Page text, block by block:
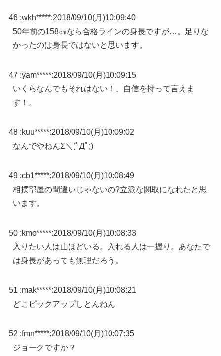
46 :wkh*****:2018/09/10(月)10:09:40
50年前の158㎝なら合格ラインの身長ですが…。足りな
かったのは身長ではないと思います。
47 :yam*****:2018/09/10(月)10:09:15
いくらなんでもそれはない！、自信を持って言えま
す！。
48 :kuu*****:2018/09/10(月)10:09:02
なんでやねんΣ＼(ﾟДﾟ;)
49 :cb1*****:2018/09/10(月)10:08:49
相撲部屋の間違いじゃないの?立派な関取になれたと思
います。
50 :kmo*****:2018/09/10(月)10:08:33
入りたい人は山ほどいる。入れる人は一握り。あなたで
は身長があっても無理だろう。
51 :mak*****:2018/09/10(月)10:08:21
どこピックアップしとんねん
52 :fmn*****:2018/09/10(月)10:07:35
ジョークですか？